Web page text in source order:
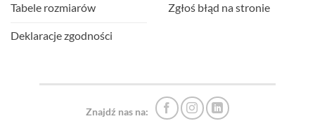
Tabele rozmiarów
Deklaracje zgodności
Zgłoś błąd na stronie
Znajdź nas na: